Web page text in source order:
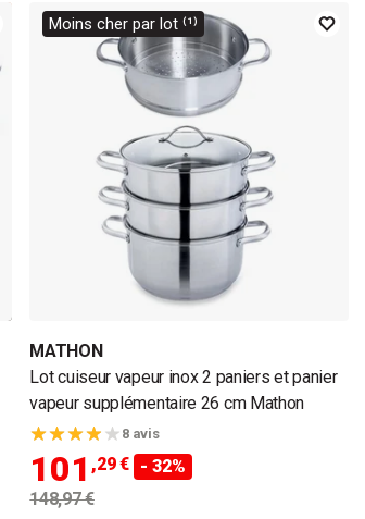
Moins cher par lot ⁽¹⁾
MATHON
Lot cuiseur vapeur inox 2 paniers et panier
vapeur supplémentaire 26 cm Mathon
8 avis
101,29 € - 32%
148,97 €